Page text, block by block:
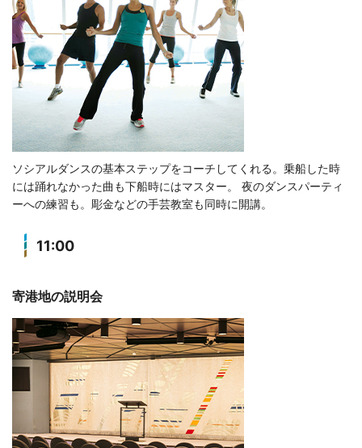
ソシアルダンスの基本ステップをコーチしてくれる。乗船した時
には踊れなかった曲も下船時にはマスター。 夜のダンスパーティ
ーへの練習も。彫金などの手芸教室も同時に開講。
11:00
寄港地の説明会